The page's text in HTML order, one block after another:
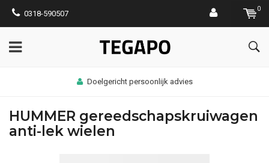
0318-590507
0
Doelgericht persoonlijk advies
HUMMER gereedschapskruiwagen
anti-lek wielen